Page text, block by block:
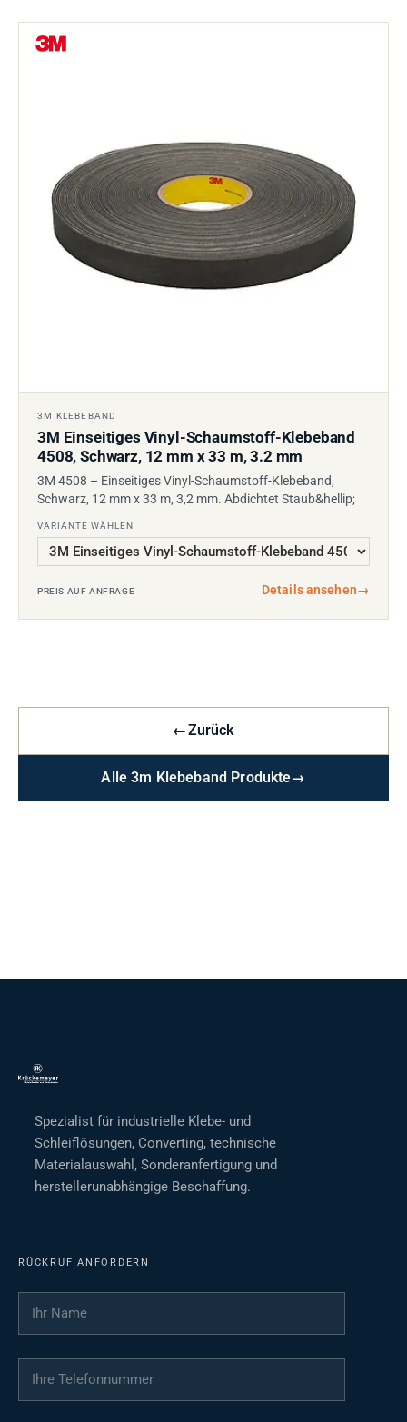
3M KLEBEBAND
3M Einseitiges Vinyl-Schaumstoff-Klebeband
4508, Schwarz, 12 mm x 33 m, 3.2 mm
3M 4508 – Einseitiges Vinyl-Schaumstoff-Klebeband,
Schwarz, 12 mm x 33 m, 3,2 mm. Abdichtet Staub&hellip;
VARIANTE WÄHLEN
PREIS AUF ANFRAGE Details ansehen→
←Zurück
Alle 3m Klebeband Produkte→
Spezialist für industrielle Klebe- und
Schleiflösungen, Converting, technische
Materialauswahl, Sonderanfertigung und
herstellerunabhängige Beschaffung.
RÜCKRUF ANFORDERN
Ihr Name
Ihre Telefonnummer